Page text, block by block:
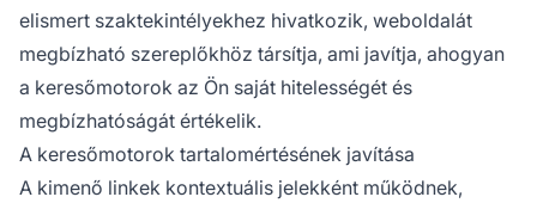
elismert szaktekintélyekhez hivatkozik, weboldalát
megbízható szereplőkhöz társítja, ami javítja, ahogyan
a keresőmotorok az Ön saját hitelességét és
megbízhatóságát értékelik.
A keresőmotorok tartalomértésének javítása
A kimenő linkek kontextuális jelekként működnek,